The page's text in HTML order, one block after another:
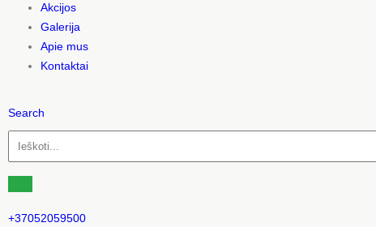
Akcijos
Galerija
Apie mus
Kontaktai
Search
+37052059500